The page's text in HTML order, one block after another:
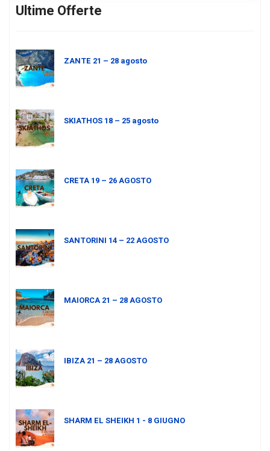
Ultime Offerte
ZANTE 21 – 28 agosto
SKIATHOS 18 – 25 agosto
CRETA 19 – 26 AGOSTO
SANTORINI 14 – 22 AGOSTO
MAIORCA 21 – 28 AGOSTO
IBIZA 21 – 28 AGOSTO
SHARM EL SHEIKH 1 - 8 GIUGNO